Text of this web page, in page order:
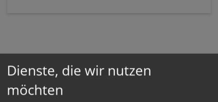
Karte:
Dienste, die wir nutzen
möchten